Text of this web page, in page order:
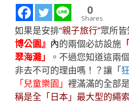
0
Shares
如果是安排“親子旅行”眾所
博公園』 內的兩個必訪設施
翠海灘」
。不過您知道這兩
非去不可的理由嗎！？讓「
「兒童樂園」 裡滿滿的全部
稱是全「日本」最大型的繩